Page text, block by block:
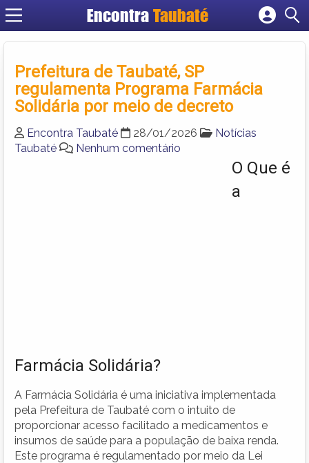
EncontraTaubaté
Cadastrar empresa
Criar conta
Prefeitura de Taubaté, SP
regulamenta Programa Farmácia
Solidária por meio de decreto
Encontra Taubaté 28/01/2026
Notícias
Taubaté
Nenhum comentário
O Que é
a
Farmácia Solidária?
A Farmácia Solidária é uma iniciativa implementada
pela Prefeitura de Taubaté com o intuito de
proporcionar acesso facilitado a medicamentos e
insumos de saúde para a população de baixa renda.
Este programa é regulamentado por meio da Lei